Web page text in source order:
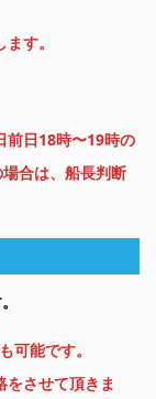
す。
前日18時〜19時の
合は、船長判断
能です。
をさせて頂きま